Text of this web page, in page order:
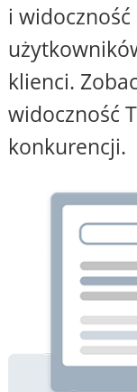
i
klienci.
widoczność
konkurencji.